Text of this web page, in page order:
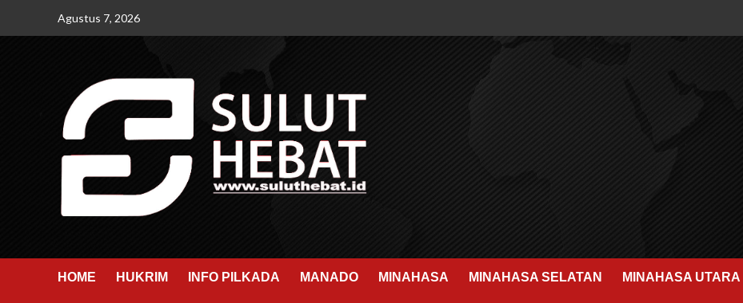
Agustus 7, 2026
HOME HUKRIM INFO PILKADA MANADO MINAHASA MINAHASA SELATAN MINAHASA UTARA